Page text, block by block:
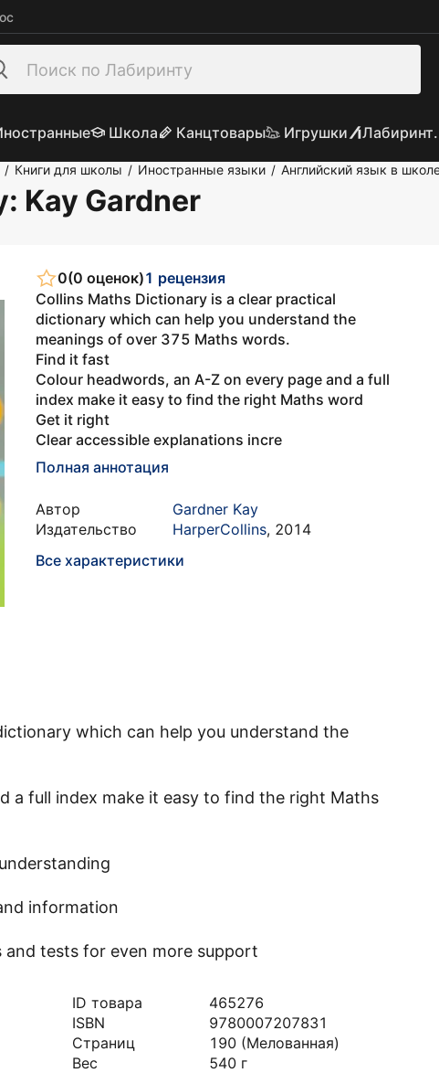
Школа Канцтовары Игрушки
/ Книги для школы / Иностранные языки / Английский язык в
: Kay Gardner
0(0 оценок)1 рецензия
Collins Maths Dictionary is a clear practical
dictionary which can help you understand the
meanings of over 375 Maths words.
Find it fast
Colour headwords, an A-Z on every page and a full
index make it easy to find the right Maths word
Get it right
Clear accessible explanations incre
Полная аннотация
Автор
Gardner Kay
Издательство
HarperCollins, 2014
Все характеристики
which can help you understand the
a full index make it easy to find the right Maths
information
and tests for even more support
ID товара
465276
ISBN
9780007207831
Страниц
190 (Мелованная)
Вес
540 г